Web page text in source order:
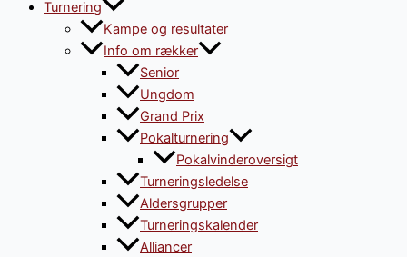
Turnering
Kampe og resultater
Info om rækker
Senior
Ungdom
Grand Prix
Pokalturnering
Pokalvinderoversigt
Turneringsledelse
Aldersgrupper
Turneringskalender
Alliancer